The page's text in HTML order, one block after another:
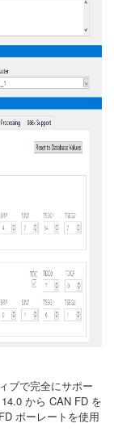
ブで完全にサポー
から CAN FD を
ボーレートを使用